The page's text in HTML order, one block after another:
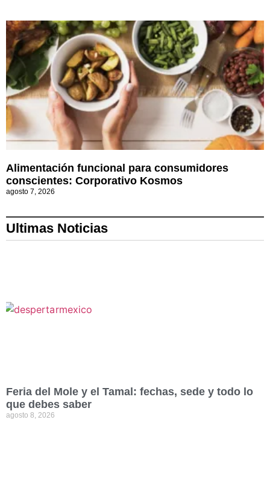
Alimentación funcional para consumidores
conscientes: Corporativo Kosmos
agosto 7, 2026
Ultimas Noticias
Feria del Mole y el Tamal: fechas, sede y todo lo
que debes saber
agosto 8, 2026